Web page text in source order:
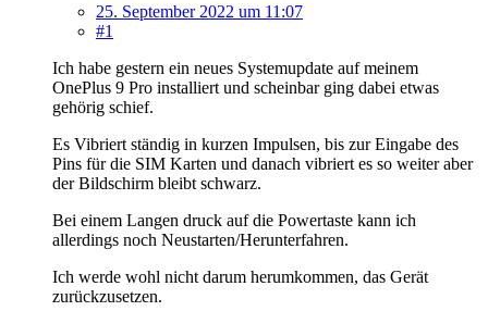
25. September 2022 um 11:07
#1
Ich habe gestern ein neues Systemupdate auf meinem
OnePlus 9 Pro installiert und scheinbar ging dabei etwas
gehörig schief.
Es Vibriert ständig in kurzen Impulsen, bis zur Eingabe des
Pins für die SIM Karten und danach vibriert es so weiter aber
der Bildschirm bleibt schwarz.
Bei einem Langen druck auf die Powertaste kann ich
allerdings noch Neustarten/Herunterfahren.
Ich werde wohl nicht darum herumkommen, das Gerät
zurückzusetzen.